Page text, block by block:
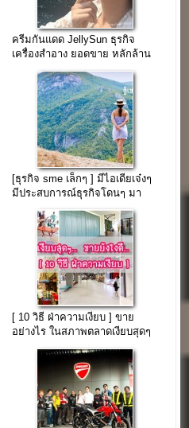
ครีมกันแดด JellySun ธุรกิจ
เครื่องสำอาง ยอดขาย หลักล้าน
[ธุรกิจ sme เล็กๆ ] มีไอเดียเจ๋งๆ
มีประสบการณ์ธุรกิจโดนๆ มา
[ 10 วิธี ฝ่าความเงียบ ] ขาย
อย่างไร ในสภาพตลาดเงียบสุดๆ